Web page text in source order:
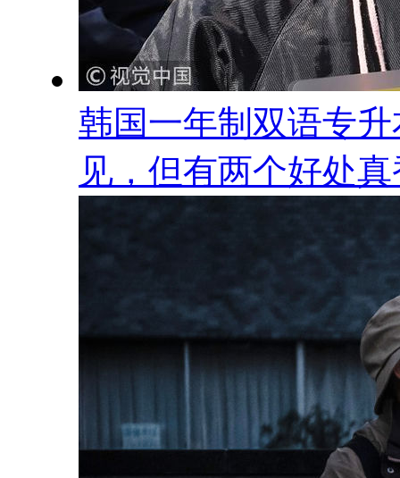
韩国一年制双语专
见，但有两个好处